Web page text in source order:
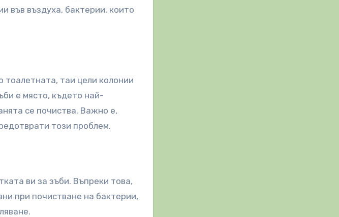
във въздуха, бактерии, които
тоалетната, таи цели колонии
е място, където най-
се почиства. Важно е,
този проблем.
ви за зъби. Въпреки това,
при почистване на бактерии,